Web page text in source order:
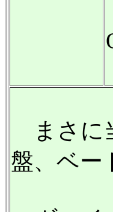
まさに
盤、ベー